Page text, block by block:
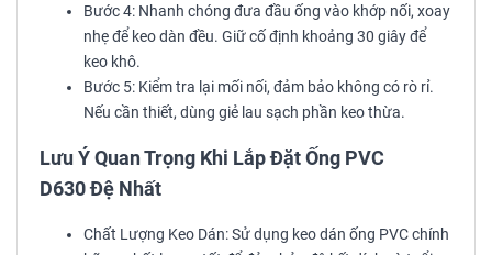
Bước 4: Nhanh chóng đưa đầu ống vào khớp nối, xoay
nhẹ để keo dàn đều. Giữ cố định khoảng 30 giây để
keo khô.
Bước 5: Kiểm tra lại mối nối, đảm bảo không có rò rỉ.
Nếu cần thiết, dùng giẻ lau sạch phần keo thừa.
Lưu Ý Quan Trọng Khi Lắp Đặt Ống PVC
D630 Đệ Nhất
Chất Lượng Keo Dán: Sử dụng keo dán ống PVC chính